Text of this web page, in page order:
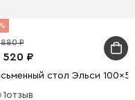
520
880
стол Эльси
1отзыв